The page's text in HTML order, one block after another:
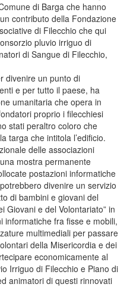
di Barga che hanno
contributo della Fondazione
di Filecchio che qui
pluvio irriguo di
di Sangue di Filecchio,
divenire un punto di
e per tutto il paese, ha
umanitaria che opera in
proprio i filecchiesi
stati peraltro coloro che
targa che intitola l’edificio.
delle associazioni
mostra permanente
postazioni informatiche
divenire un servizio
di bambini e giovani del
Giovani e del Volontariato” in
informatiche fra fisse e mobili,
multimediali per passare
della Misericordia e dei
economicamente al
Irriguo di Filecchio e Piano di
animatori di questi rinnovati